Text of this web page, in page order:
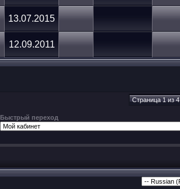
13.07.2015
12.09.2011
Страница 1 из 4
Быстрый переход